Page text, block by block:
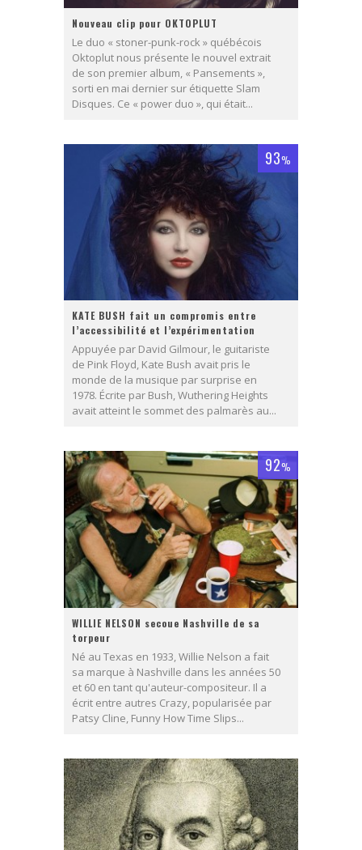
Nouveau clip pour OKTOPLUT
Le duo « stoner-punk-rock » québécois
Oktoplut nous présente le nouvel extrait
de son premier album, « Pansements »,
sorti en mai dernier sur étiquette Slam
Disques. Ce « power duo », qui était...
93%
KATE BUSH fait un compromis entre
l’accessibilité et l’expérimentation
Appuyée par David Gilmour, le guitariste
de Pink Floyd, Kate Bush avait pris le
monde de la musique par surprise en
1978. Écrite par Bush, Wuthering Heights
avait atteint le sommet des palmarès au...
92%
WILLIE NELSON secoue Nashville de sa
torpeur
Né au Texas en 1933, Willie Nelson a fait
sa marque à Nashville dans les années 50
et 60 en tant qu'auteur-compositeur. Il a
écrit entre autres Crazy, popularisée par
Patsy Cline, Funny How Time Slips...